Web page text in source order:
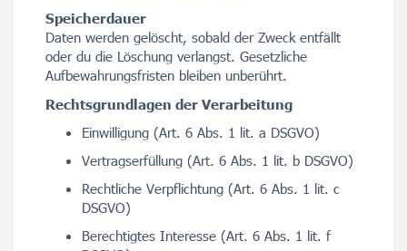
Speicherdauer
Daten werden gelöscht, sobald der Zweck entfällt
oder du die Löschung verlangst. Gesetzliche
Aufbewahrungsfristen bleiben unberührt.
Rechtsgrundlagen der Verarbeitung
Einwilligung (Art. 6 Abs. 1 lit. a DSGVO)
Vertragserfüllung (Art. 6 Abs. 1 lit. b DSGVO)
Rechtliche Verpflichtung (Art. 6 Abs. 1 lit. c
DSGVO)
Berechtigtes Interesse (Art. 6 Abs. 1 lit. f